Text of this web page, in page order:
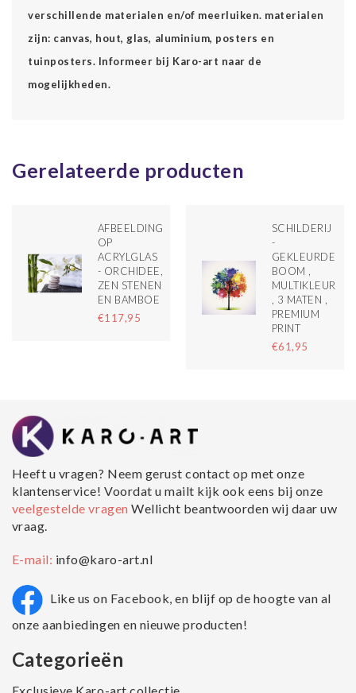
verschillende materialen en/of meerluiken. materialen
zijn: canvas, hout, glas, aluminium, posters en
tuinposters. Informeer bij Karo-art naar de
mogelijkheden.
Gerelateerde producten
AFBEELDING
OP
ACRYLGLAS
- ORCHIDEE,
ZEN STENEN
EN BAMBOE
€117,95
SCHILDERIJ
-
GEKLEURDE
BOOM ,
MULTIKLEUR
, 3 MATEN ,
PREMIUM
PRINT
€61,95
Heeft u vragen? Neem gerust contact op met onze
klantenservice! Voordat u mailt kijk ook eens bij onze
veelgestelde vragenWellicht beantwoorden wij daar uw
vraag.
E-mail: info@karo-art.nl
Like us on Facebook, en blijf op de hoogte van al
onze aanbiedingen en nieuwe producten!
Categorieën